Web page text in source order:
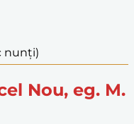
nunți)
Nou, eg. M.